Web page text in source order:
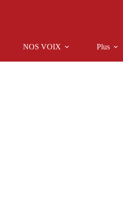
NOS VOIX Plus